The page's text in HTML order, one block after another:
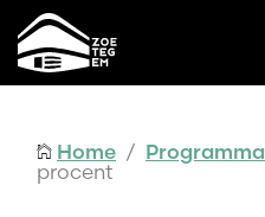
Home / Programma
procent